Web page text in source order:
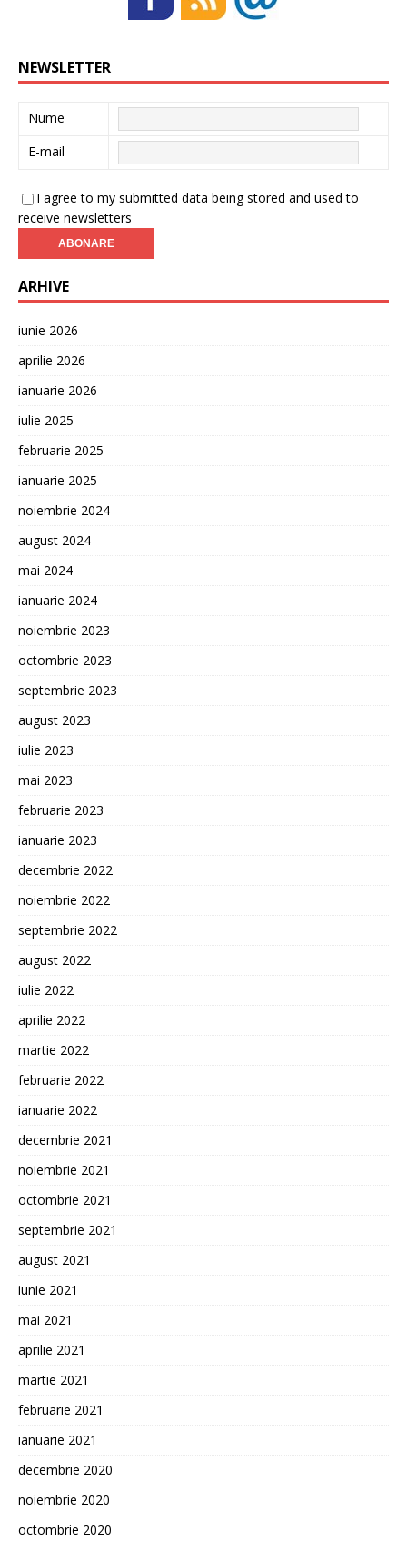
NEWSLETTER
Nume
E-mail
I agree to my submitted data being stored and used to
receive newsletters
ARHIVE
iunie 2026
aprilie 2026
ianuarie 2026
iulie 2025
februarie 2025
ianuarie 2025
noiembrie 2024
august 2024
mai 2024
ianuarie 2024
noiembrie 2023
octombrie 2023
septembrie 2023
august 2023
iulie 2023
mai 2023
februarie 2023
ianuarie 2023
decembrie 2022
noiembrie 2022
septembrie 2022
august 2022
iulie 2022
aprilie 2022
martie 2022
februarie 2022
ianuarie 2022
decembrie 2021
noiembrie 2021
octombrie 2021
septembrie 2021
august 2021
iunie 2021
mai 2021
aprilie 2021
martie 2021
februarie 2021
ianuarie 2021
decembrie 2020
noiembrie 2020
octombrie 2020